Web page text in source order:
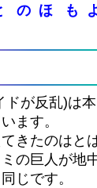
の ほ も
ドが反乱)は
ます。
きたのはと
の巨人が地
じです。